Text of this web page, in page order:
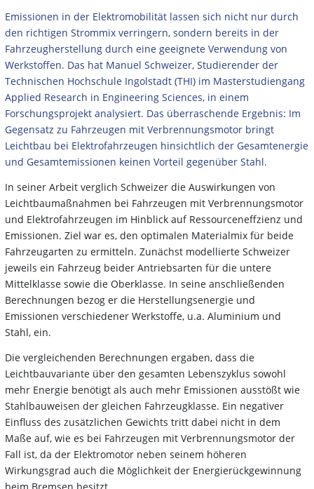
Emissionen in der Elektromobilität lassen sich nicht nur durch
den richtigen Strommix verringern, sondern bereits in der
Fahrzeugherstellung durch eine geeignete Verwendung von
Werkstoffen. Das hat Manuel Schweizer, Studierender der
Technischen Hochschule Ingolstadt (THI) im Masterstudiengang
Applied Research in Engineering Sciences, in einem
Forschungsprojekt analysiert. Das überraschende Ergebnis: Im
Gegensatz zu Fahrzeugen mit Verbrennungsmotor bringt
Leichtbau bei Elektrofahrzeugen hinsichtlich der Gesamtenergie
und Gesamtemissionen keinen Vorteil gegenüber Stahl.
In seiner Arbeit verglich Schweizer die Auswirkungen von
Leichtbaumaßnahmen bei Fahrzeugen mit Verbrennungsmotor
und Elektrofahrzeugen im Hinblick auf Ressourceneffzienz und
Emissionen. Ziel war es, den optimalen Materialmix für beide
Fahrzeugarten zu ermitteln. Zunächst modellierte Schweizer
jeweils ein Fahrzeug beider Antriebsarten für die untere
Mittelklasse sowie die Oberklasse. In seine anschließenden
Berechnungen bezog er die Herstellungsenergie und
Emissionen verschiedener Werkstoffe, u.a. Aluminium und
Stahl, ein.
Die vergleichenden Berechnungen ergaben, dass die
Leichtbauvariante über den gesamten Lebenszyklus sowohl
mehr Energie benötigt als auch mehr Emissionen ausstößt wie
Stahlbauweisen der gleichen Fahrzeugklasse. Ein negativer
Einfluss des zusätzlichen Gewichts tritt dabei nicht in dem
Maße auf, wie es bei Fahrzeugen mit Verbrennungsmotor der
Fall ist, da der Elektromotor neben seinem höheren
Wirkungsgrad auch die Möglichkeit der Energierückgewinnung